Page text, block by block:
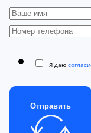
Я даю
Отправить